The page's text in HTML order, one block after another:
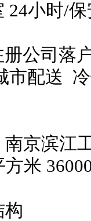
小时/
公司落
市配送
京滨江
米